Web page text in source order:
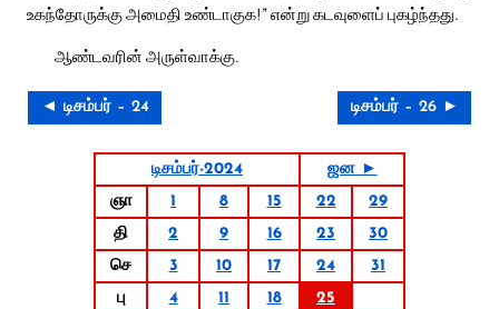
உகந்தோருக்கு அமைதி உண்டாகுக!” என்று கடவுளைப் புகழ்ந்தது.
ஆண்டவரின் அருள்வாக்கு.
◄ டிசம்பர் – 24 டிசம்பர் – 26 ►
டிசம்பர்-2024
ஜன ►
ஞா
1 8 15 22
29
தி
2 9 16 23
30
செ
3 10 17 24
31
பு
4 11 18
25